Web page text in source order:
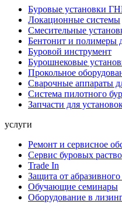
Буровые установки
Локационные системы
Смесительные
Бентонит и полимеры
Буровой инструмент
Бурошнековые
Прокольное
Сварочные аппараты
Система пилотного
Запчасти для
услуги
Ремонт и сервисное
Сервис буровых
Trade In
Защита от
Обучающие семинары
Оборудование в